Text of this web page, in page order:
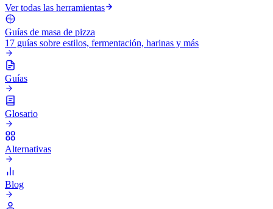
Ver todas las herramientas
Guías de masa de pizza
17 guías sobre estilos, fermentación, harinas y más
Guías
Glosario
Alternativas
Blog